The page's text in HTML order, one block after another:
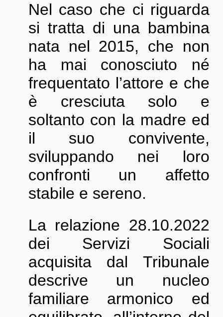
Nel caso che ci riguarda
si tratta di una bambina
nata nel 2015, che non
ha mai conosciuto né
frequentato l’attore e che
è cresciuta solo e
soltanto con la madre ed
il suo convivente,
sviluppando nei loro
confronti un affetto
stabile e sereno.
La relazione 28.10.2022
dei Servizi Sociali
acquisita dal Tribunale
descrive un nucleo
familiare armonico ed